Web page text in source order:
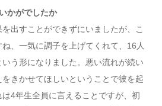
かがでしたか
出すことができずにいましたが、こ
、一気に調子を上げてくれて、16人
う形になりました。悪い流れが続い
きかせてほしいということで彼を起
4年生全員に言えることですが、初